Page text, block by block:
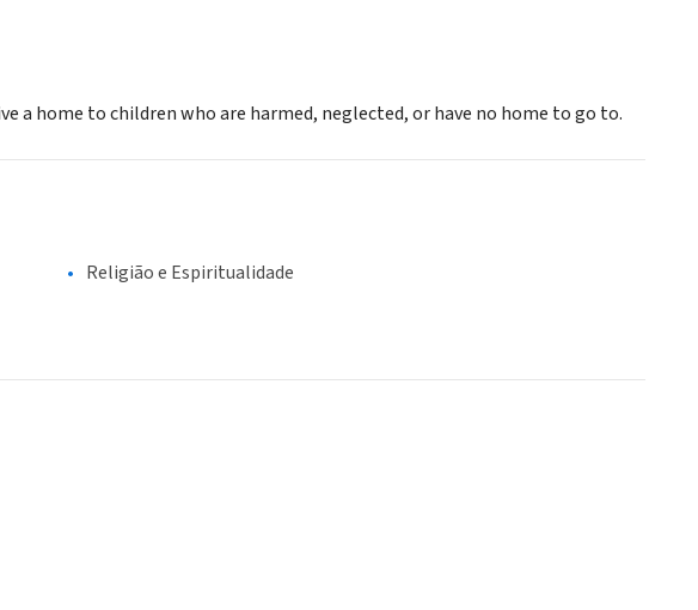
a home to children who are harmed, neglected, or have no home to go to.
Religião e Espiritualidade